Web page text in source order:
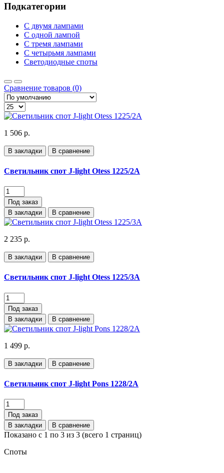
Подкатегории
С двумя лампами
С одной лампой
С тремя лампами
С четырьмя лампами
Светодиодные споты
Сравнение товаров (0)
1 506 р.
В закладки В сравнение
Светильник спот J-light Otess 1225/2A
Под заказ
В закладки
В сравнение
2 235 р.
В закладки В сравнение
Светильник спот J-light Otess 1225/3A
Под заказ
В закладки
В сравнение
1 499 р.
В закладки В сравнение
Светильник спот J-light Pons 1228/2A
Под заказ
В закладки
В сравнение
Показано с 1 по 3 из 3 (всего 1 страниц)
Споты